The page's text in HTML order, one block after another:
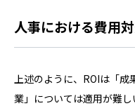
人事における費用
上述のように、ROIは「
業」については適用が難し